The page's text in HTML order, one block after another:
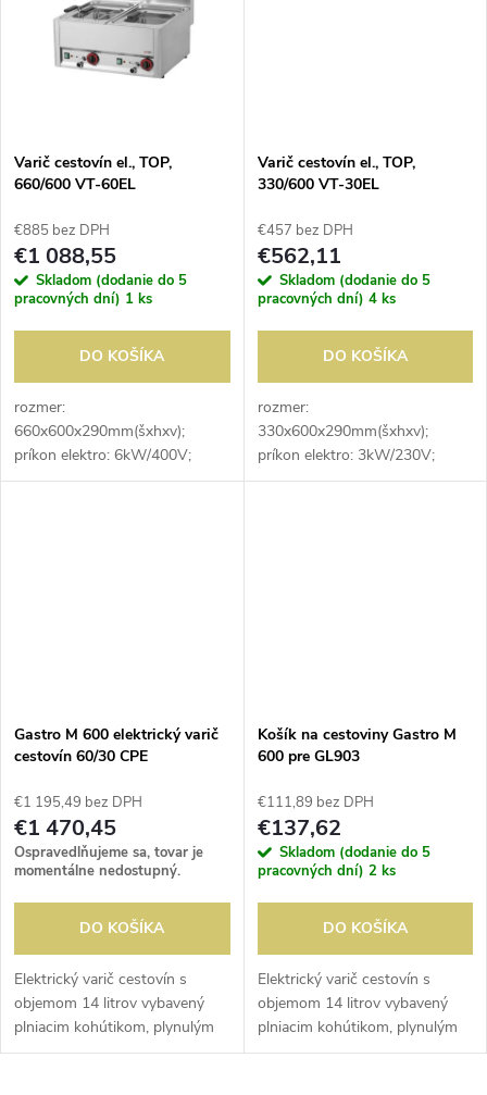
Varič cestovín el., TOP,
660/600 VT-60EL
€885 bez DPH
€1 088,55
Skladom (dodanie do 5
pracovných dní) 1 ks
DO KOŠÍKA
rozmer:
660x600x290mm(šxhxv);
príkon elektro: 6kW/400V;
počet vaní: 2ks; objem vane:
Varič cestovín el., TOP,
330/600 VT-30EL
€457 bez DPH
€562,11
Skladom (dodanie do 5
pracovných dní) 4 ks
DO KOŠÍKA
rozmer:
330x600x290mm(šxhxv);
príkon elektro: 3kW/230V;
počet vaní: 1ks; objem vane:
Gastro M 600 elektrický varič
cestovín 60/30 CPE
€1 195,49 bez DPH
€1 470,45
Ospravedlňujeme sa, tovar je
momentálne nedostupný.
DO KOŠÍKA
Elektrický varič cestovín s
objemom 14 litrov vybavený
plniacim kohútikom, plynulým
termostatom, vypúšťacím
Košík na cestoviny Gastro M
600 pre GL903
€111,89 bez DPH
€137,62
Skladom (dodanie do 5
pracovných dní) 2 ks
DO KOŠÍKA
Elektrický varič cestovín s
objemom 14 litrov vybavený
plniacim kohútikom, plynulým
termostatom, vypúšťacím